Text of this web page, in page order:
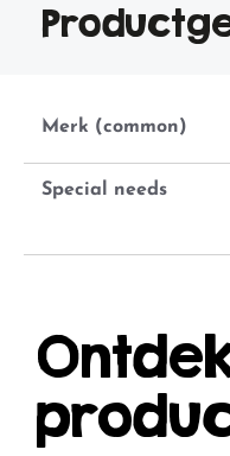
Merk (common)
Special needs